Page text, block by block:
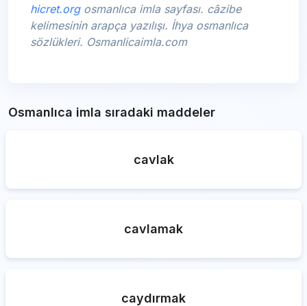
hicret.orgosmanlıca imla sayfası. câzibe
kelimesinin arapça yazılışı. İhya osmanlıca
sözlükleri. Osmanlicaimla.com
Osmanlıca imla sıradaki maddeler
cavlak
cavlamak
caydırmak